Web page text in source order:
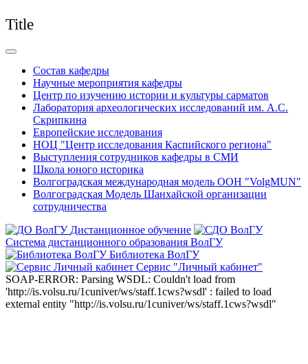
Title
Состав кафедры
Научные мероприятия кафедры
Центр по изучению истории и культуры сарматов
Лаборатория археологических исследований им. А.С.
Скрипкина
Европейские исследования
НОЦ "Центр исследования Каспийского региона"
Выступления сотрудников кафедры в СМИ
Школа юного историка
Волгоградская международная модель ООН "VolgMUN"
Волгоградская Модель Шанхайской организации
сотрудничества
Дистанционное обучение
Система дистанционного образования ВолГУ
Библиотека ВолГУ
Сервис "Личный кабинет"
SOAP-ERROR: Parsing WSDL: Couldn't load from
'http://is.volsu.ru/1cuniver/ws/staff.1cws?wsdl' : failed to load
external entity "http://is.volsu.ru/1cuniver/ws/staff.1cws?wsdl"